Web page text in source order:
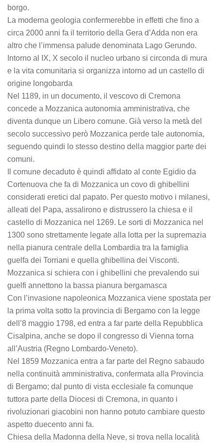
borgo.
La moderna geologia confermerebbe in effetti che fino a
circa 2000 anni fa il territorio della Gera d’Adda non era
altro che l’immensa palude denominata Lago Gerundo.
Intorno al IX, X secolo il nucleo urbano si circonda di mura
e la vita comunitaria si organizza intorno ad un castello di
origine longobarda
Nel 1189, in un documento, il vescovo di Cremona
concede a Mozzanica autonomia amministrativa, che
diventa dunque un Libero comune. Già verso la metà del
secolo successivo però Mozzanica perde tale autonomia,
seguendo quindi lo stesso destino della maggior parte dei
comuni.
Il comune decaduto è quindi affidato al conte Egidio da
Cortenuova che fa di Mozzanica un covo di ghibellini
considerati eretici dal papato. Per questo motivo i milanesi,
alleati del Papa, assalirono e distrussero la chiesa e il
castello di Mozzanica nel 1269. Le sorti di Mozzanica nel
1300 sono strettamente legate alla lotta per la supremazia
nella pianura centrale della Lombardia tra la famiglia
guelfa dei Torriani e quella ghibellina dei Visconti.
Mozzanica si schiera con i ghibellini che prevalendo sui
guelfi annettono la bassa pianura bergamasca
Con l’invasione napoleonica Mozzanica viene spostata per
la prima volta sotto la provincia di Bergamo con la legge
dell’8 maggio 1798, ed entra a far parte della Repubblica
Cisalpina, anche se dopo il congresso di Vienna torna
all’Austria (Regno Lombardo-Veneto).
Nel 1859 Mozzanica entra a far parte del Regno sabaudo
nella continuità amministrativa, confermata alla Provincia
di Bergamo; dal punto di vista ecclesiale fa comunque
tuttora parte della Diocesi di Cremona, in quanto i
rivoluzionari giacobini non hanno potuto cambiare questo
aspetto duecento anni fa.
Chiesa della Madonna della Neve, si trova nella località